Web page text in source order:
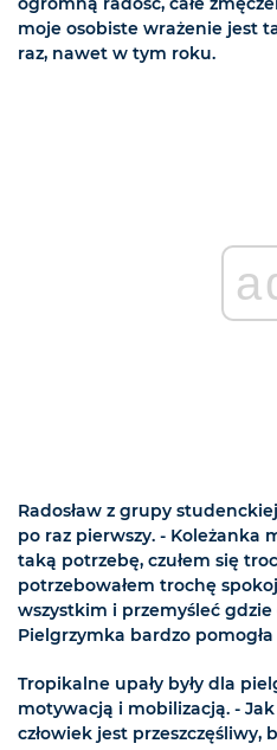
moje osobiste wrażenie jest
raz, nawet w tym roku.
Radosław z grupy
po raz pierwszy. - Koleżanka
taką potrzebę, czułem się
potrzebowałem trochę
wszystkim i przemyśleć gdzie
Pielgrzymka bardzo
Tropikalne upały były dla
motywacją i mobilizacją. -
człowiek jest przeszczęśliwy,